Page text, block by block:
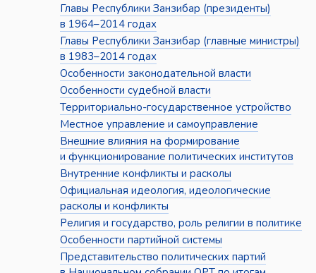
Главы Республики Занзибар (президенты)
в 1964–2014 годах
Главы Республики Занзибар (главные министры)
в 1983–2014 годах
Особенности законодательной власти
Особенности судебной власти
Территориально-государственное устройство
Местное управление и самоуправление
Внешние влияния на формирование
и функционирование политических институтов
Внутренние конфликты и расколы
Официальная идеология, идеологические
расколы и конфликты
Религия и государство, роль религии в политике
Особенности партийной системы
Представительство политических партий